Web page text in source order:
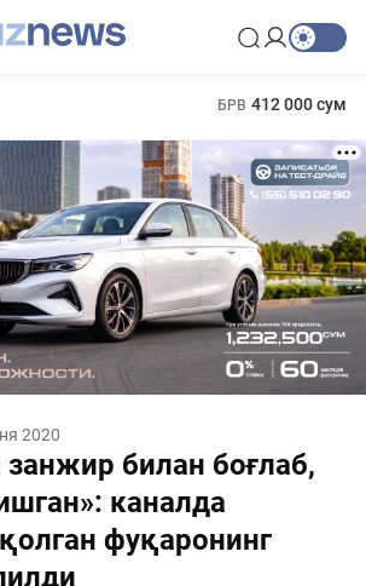
БРВ 412 000 сум
2020
билан боғлаб,
каналда
фуқаронинг